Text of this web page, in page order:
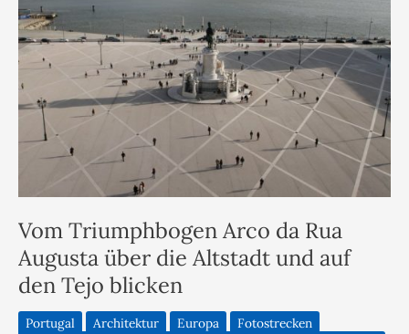
Vom Triumphbogen Arco da Rua
Augusta über die Altstadt und auf
den Tejo blicken
Portugal Architektur Europa
Fotostrecken